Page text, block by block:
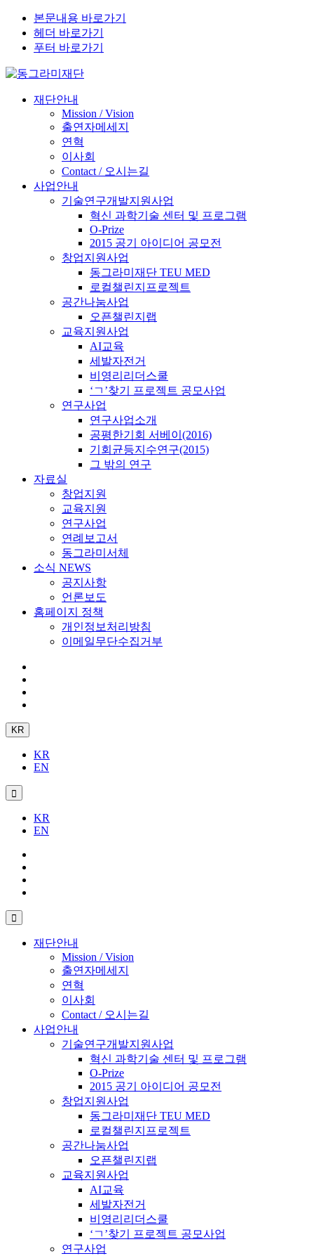
본문내용 바로가기
헤더 바로가기
푸터 바로가기
재단안내
Mission / Vision
출연자메세지
연혁
이사회
Contact / 오시는길
사업안내
기술연구개발지원사업
혁신 과학기술 센터 및 프로그램
O-Prize
2015 공기 아이디어 공모전
창업지원사업
동그라미재단 TEU MED
로컬챌린지프로젝트
공간나눔사업
오픈챌린지랩
교육지원사업
AI교육
세발자전거
비영리리더스쿨
‘ㄱ’찾기 프로젝트 공모사업
연구사업
연구사업소개
공평한기회 서베이(2016)
기회균등지수연구(2015)
그 밖의 연구
자료실
창업지원
교육지원
연구사업
연례보고서
동그라미서체
소식 NEWS
공지사항
언론보도
홈페이지 정책
개인정보처리방침
이메일무단수집거부
KR
KR
EN
KR
EN
재단안내
Mission / Vision
출연자메세지
연혁
이사회
Contact / 오시는길
사업안내
기술연구개발지원사업
혁신 과학기술 센터 및 프로그램
O-Prize
2015 공기 아이디어 공모전
창업지원사업
동그라미재단 TEU MED
로컬챌린지프로젝트
공간나눔사업
오픈챌린지랩
교육지원사업
AI교육
세발자전거
비영리리더스쿨
‘ㄱ’찾기 프로젝트 공모사업
연구사업